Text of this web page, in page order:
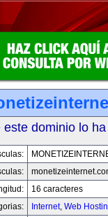
este dominio lo
16 caracteres
Internet, Web